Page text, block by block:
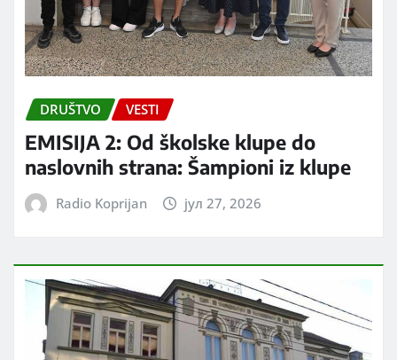
DRUŠTVO VESTI
EMISIJA 2: Od školske klupe do
naslovnih strana: Šampioni iz klupe
Radio Koprijan јул 27, 2026